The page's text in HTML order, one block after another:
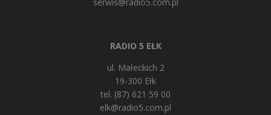
RADIO 5 EŁK
ul. Małeckich 2
19-300 Ełk
tel. (87) 621 59 00
elk@radio5.com.pl